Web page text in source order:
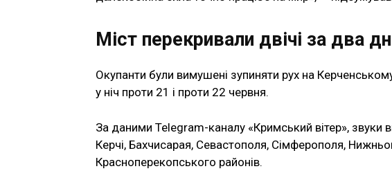
Міст перекривали двічі за два
Окупанти були вимушені зупиняти рух на
у ніч проти 21 і проти 22 червня.
За даними Telegram-каналу «Кримський вітер», звуки
Керчі, Бахчисарая, Севастополя, Сімферополя,
Красноперекопського районів.